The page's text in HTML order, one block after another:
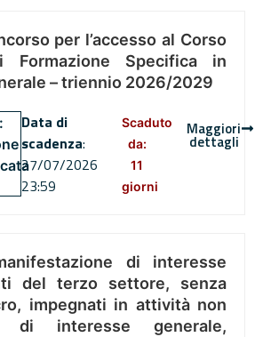
per l’accesso al Corso
Formazione Specifica in
– triennio 2026/2029
Data di
scadenza:
27/07/2026
23:59
Scaduto
da:
11
giorni
Maggiori
dettagli
di interesse
del terzo settore, senza
impegnati in attività non
di interesse generale,